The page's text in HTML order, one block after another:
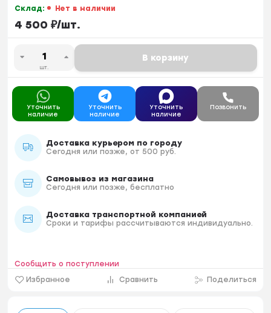
Склад: Нет в наличии
4 500 ₽/шт.
шт.
В корзину
Уточнить
наличие
Уточнить
наличие
Уточнить
наличие
Позвонить
Доставка курьером по городу
Сегодня или позже, от 500 руб.
Самовывоз из магазина
Сегодня или позже, бесплатно
Доставка транспортной компанией
Сроки и тарифы рассчитываются индивидуально.
Избранное Сравнить Поделиться
Сообщить о поступлении